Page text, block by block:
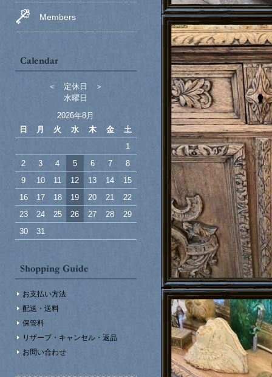
Members
＜ 定休日 ＞
水曜日
2026年8月
日
月 火 水 木 金
土
1
2
3 4 5 6 7
8
9
10 11 12 13 14
15
16
17 18 19 20 21
22
23
24 25 26 27 28
29
30
31
お支払い方法
配送・送料
保管料
リザーブ・キャンセル・返品
お問い合わせ